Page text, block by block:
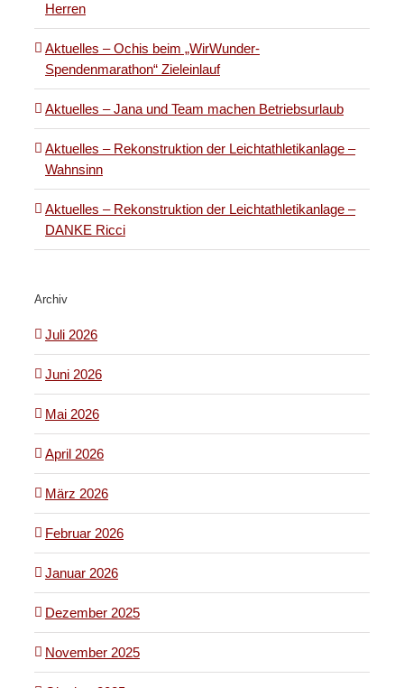
Herren
Aktuelles – Ochis beim „WirWunder-
Spendenmarathon“ Zieleinlauf
Aktuelles – Jana und Team machen Betriebsurlaub
Aktuelles – Rekonstruktion der Leichtathletikanlage –
Wahnsinn
Aktuelles – Rekonstruktion der Leichtathletikanlage –
DANKE Ricci
Archiv
Juli 2026
Juni 2026
Mai 2026
April 2026
März 2026
Februar 2026
Januar 2026
Dezember 2025
November 2025